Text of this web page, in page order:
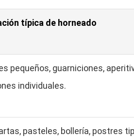
típica de horneado
pequeños, guarniciones,
individuales.
pasteles, bollería, postres